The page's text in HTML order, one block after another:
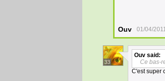
Ouv 01/04/
33
Ouv said:
Ce bas-
C'est super